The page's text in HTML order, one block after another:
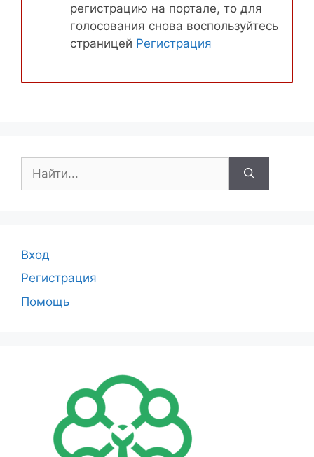
регистрацию на портале, то для
голосования снова воспользуйтесь
страницей Регистрация
Вход
Регистрация
Помощь